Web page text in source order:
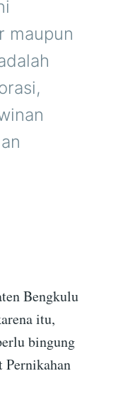
maupun
Bengkulu
itu,
bingung
Pernikahan